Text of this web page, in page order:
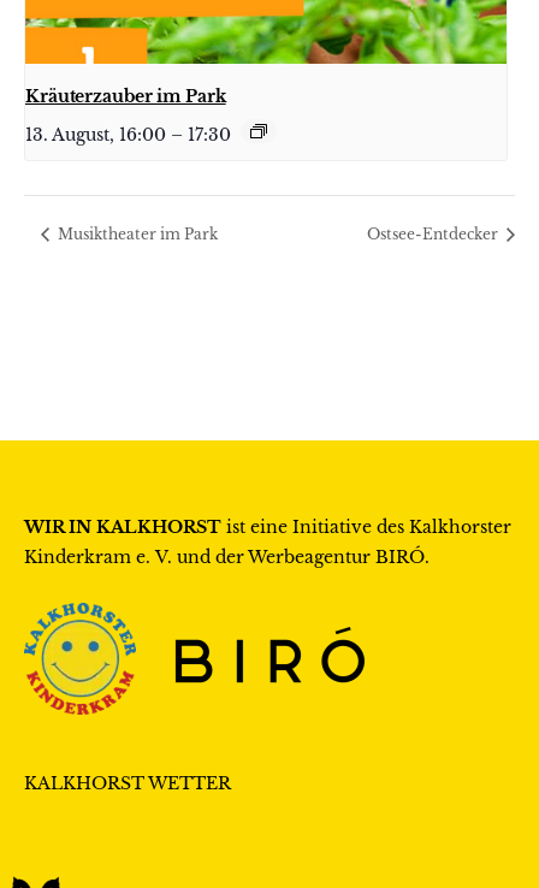
Kräuterzauber im Park
13. August, 16:00 – 17:30
Musiktheater im Park Ostsee-Entdecker
WIR IN KALKHORST ist eine Initiative des Kalkhorster
Kinderkram e. V. und der Werbeagentur BIRÓ.
KALKHORST WETTER